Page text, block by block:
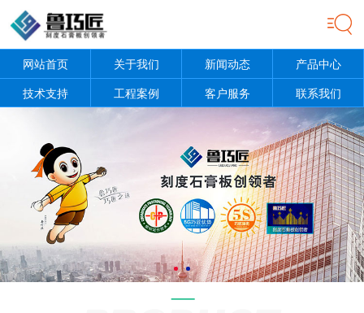
网站首页 关于我们 新闻动态 产品中心
技术支持 工程案例 客户服务 联系我们